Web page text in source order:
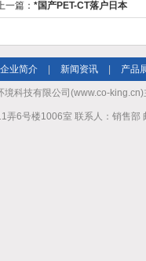
一篇： *国产PET-CT落户日本
企业简介 新闻资讯 产品
境科技有限公司(www.co-king.cn)
弄6号楼1006室 联系人：销售